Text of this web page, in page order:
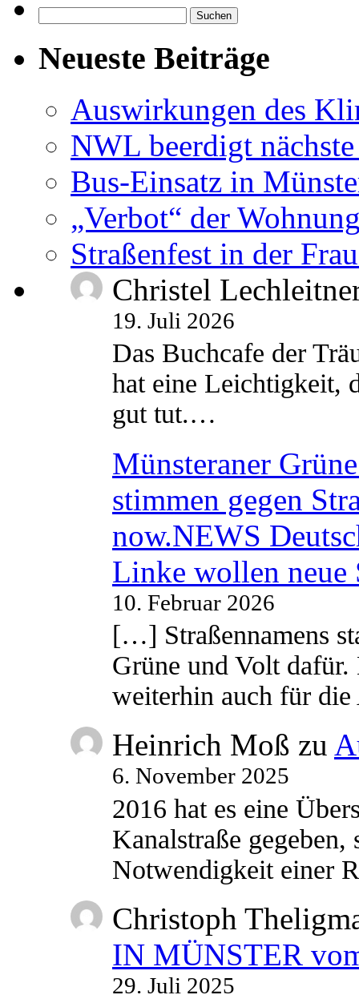
nach:
Neueste Beiträge
Auswirkungen des
NWL beerdigt
Bus-Einsatz in
„Verbot“ der
Straßenfest in der
Christel
19. Juli 2026
Das Buchcafe der
hat eine Leichtigkeit,
gut tut.…
Münsteraner
stimmen gegen
now.NEWS
Linke wollen neue
10. Februar 2026
[…] Straßennamens
Grüne und Volt
weiterhin auch für
Heinrich Moß zu
6. November 2025
2016 hat es eine
Kanalstraße
Notwendigkeit einer
Christoph
IN MÜNSTER
29. Juli 2025